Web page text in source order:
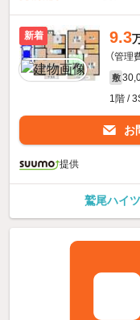
新着 9.3
（管理
敷
1階 /
お
提供
鷲尾ハイ